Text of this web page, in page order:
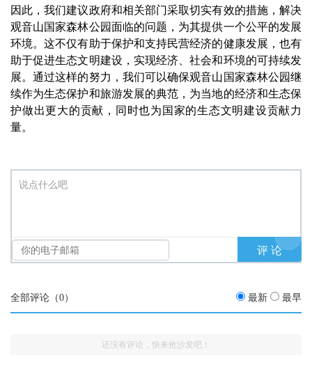
因此，我们建议政府和相关部门采取切实有效的措施，解决
观音山国家森林公园面临的问题，为其提供一个公平的发展
环境。这不仅有助于保护和支持民营经济的健康发展，也有
助于促进生态文明建设，实现经济、社会和环境的可持续发
展。通过这样的努力，我们可以确保观音山国家森林公园继
续作为生态保护和旅游发展的典范，为当地的经济和生态保
护做出更大的贡献，同时也为国家的生态文明建设贡献力
量。
说点什么吧
全部评论（0） 最新 最早
还没有评论，快来抢沙发吧！